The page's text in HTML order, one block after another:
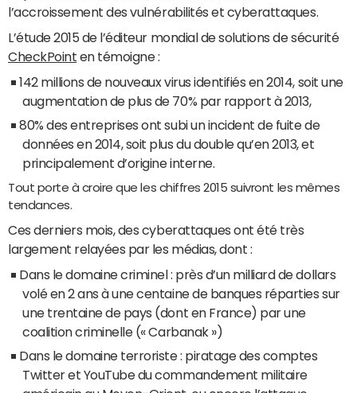
l’accroissement des vulnérabilités et cyberattaques.
L’étude 2015 de l’éditeur mondial de solutions de sécurité
CheckPoint en témoigne :
142 millions de nouveaux virus identifiés en 2014, soit une
augmentation de plus de 70% par rapport à 2013,
80% des entreprises ont subi un incident de fuite de
données en 2014, soit plus du double qu’en 2013, et
principalement d’origine interne.
Tout porte à croire que les chiffres 2015 suivront les mêmes
tendances.
Ces derniers mois, des cyberattaques ont été très
largement relayées par les médias, dont :
Dans le domaine criminel : près d’un milliard de dollars
volé en 2 ans à une centaine de banques réparties sur
une trentaine de pays (dont en France) par une
coalition criminelle (« Carbanak »)
Dans le domaine terroriste : piratage des comptes
Twitter et YouTube du commandement militaire